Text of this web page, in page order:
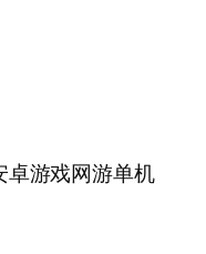
游戏网游单机